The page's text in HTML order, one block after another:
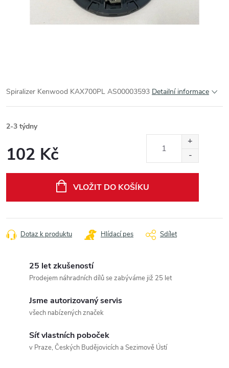
Spiralizer Kenwood KAX700PL AS00003593 Detailní informace
2-3 týdny
102 Kč
VLOŽIT DO KOŠÍKU
Dotaz k produktu Hlídací pes Sdílet
25 let zkušeností
Prodejem náhradních dílů se zabýváme již 25 let
Jsme autorizovaný servis
všech nabízených značek
Síť vlastních poboček
v Praze, Českých Budějovicích a Sezimově Ústí